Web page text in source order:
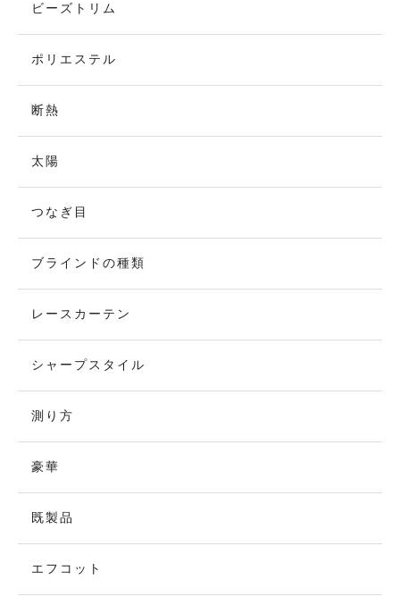
ビーズトリム
ポリエステル
断熱
太陽
つなぎ目
ブラインドの種類
レースカーテン
シャープスタイル
測り方
豪華
既製品
エフコット